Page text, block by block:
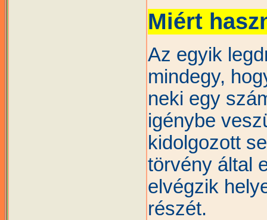
Miért
Az egyik
mindegy,
neki egy
igénybe
kidolgozott
törvény által
elvégzik
részét.